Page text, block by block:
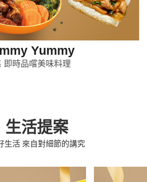
Yummy
即時品嚐美味料理
生活提案
生活 來自對細節的講究